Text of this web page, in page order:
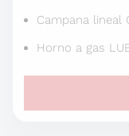
Campana lineal
Horno a gas